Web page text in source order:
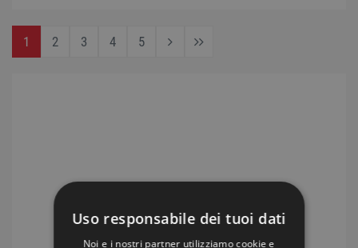
1 2 3 4 5
Uso responsabile dei tuoi dati
Noi e i nostri partner utilizziamo cookie e